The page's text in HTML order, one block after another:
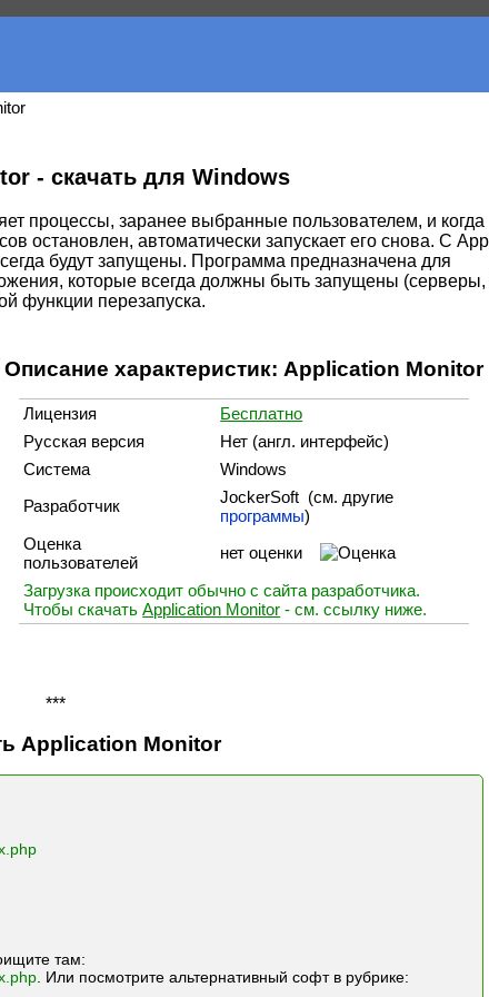
- скачать для Windows
процессы, заранее выбранные пользователем, и когда
остановлен, автоматически запускает его снова. С
будут запущены. Программа предназначена для
которые всегда должны быть запущены
функции перезапуска.
Описание характеристик: Application Monitor
Лицензия
Бесплатно
Русская версия
Нет (англ. интерфейс)
Система
Windows
Разработчик
JockerSoft (cм. другие
программы)
Оценка
пользователей
нет оценки
Загрузка происходит обычно с сайта разработчика.
Чтобы скачатьApplication Monitor - см. ссылку ниже.
***
Application Monitor
там:
. Или посмотрите альтернативный софт в рубрике: